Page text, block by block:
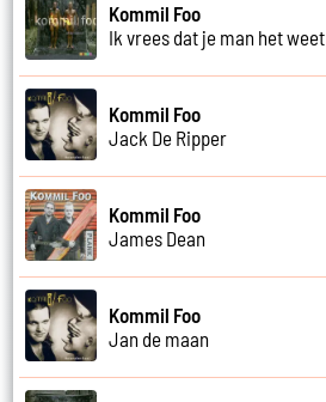
Kommil Foo
Ik vrees dat je man het weet
Kommil Foo
Jack De Ripper
Kommil Foo
James Dean
Kommil Foo
Jan de maan